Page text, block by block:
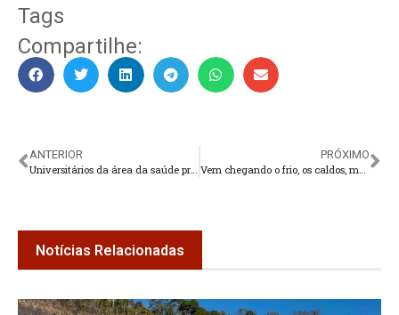
Tags
Compartilhe:
ANTERIOR
Universitários da área da saúde prestam atendimento gratuito
PRÓXIMO
Vem chegando o frio, os caldos, mais turistas…
Notícias Relacionadas